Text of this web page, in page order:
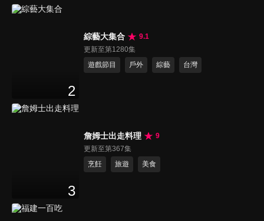
2
綜藝大集合
9.1
更新至第1280集
遊戲節目
戶外 綜藝 台灣
3
詹姆士出走料理
9
更新至第367集
烹飪
旅遊 美食